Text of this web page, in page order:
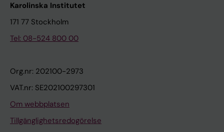
Karolinska Institutet
171 77 Stockholm
Tel: 08-524 800 00
Org.nr: 202100-2973
VAT.nr: SE202100297301
Om webbplatsen
Tillgänglighetsredogörelse